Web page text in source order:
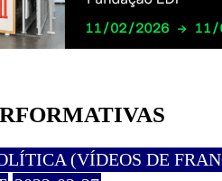
(VÍDEOS DE